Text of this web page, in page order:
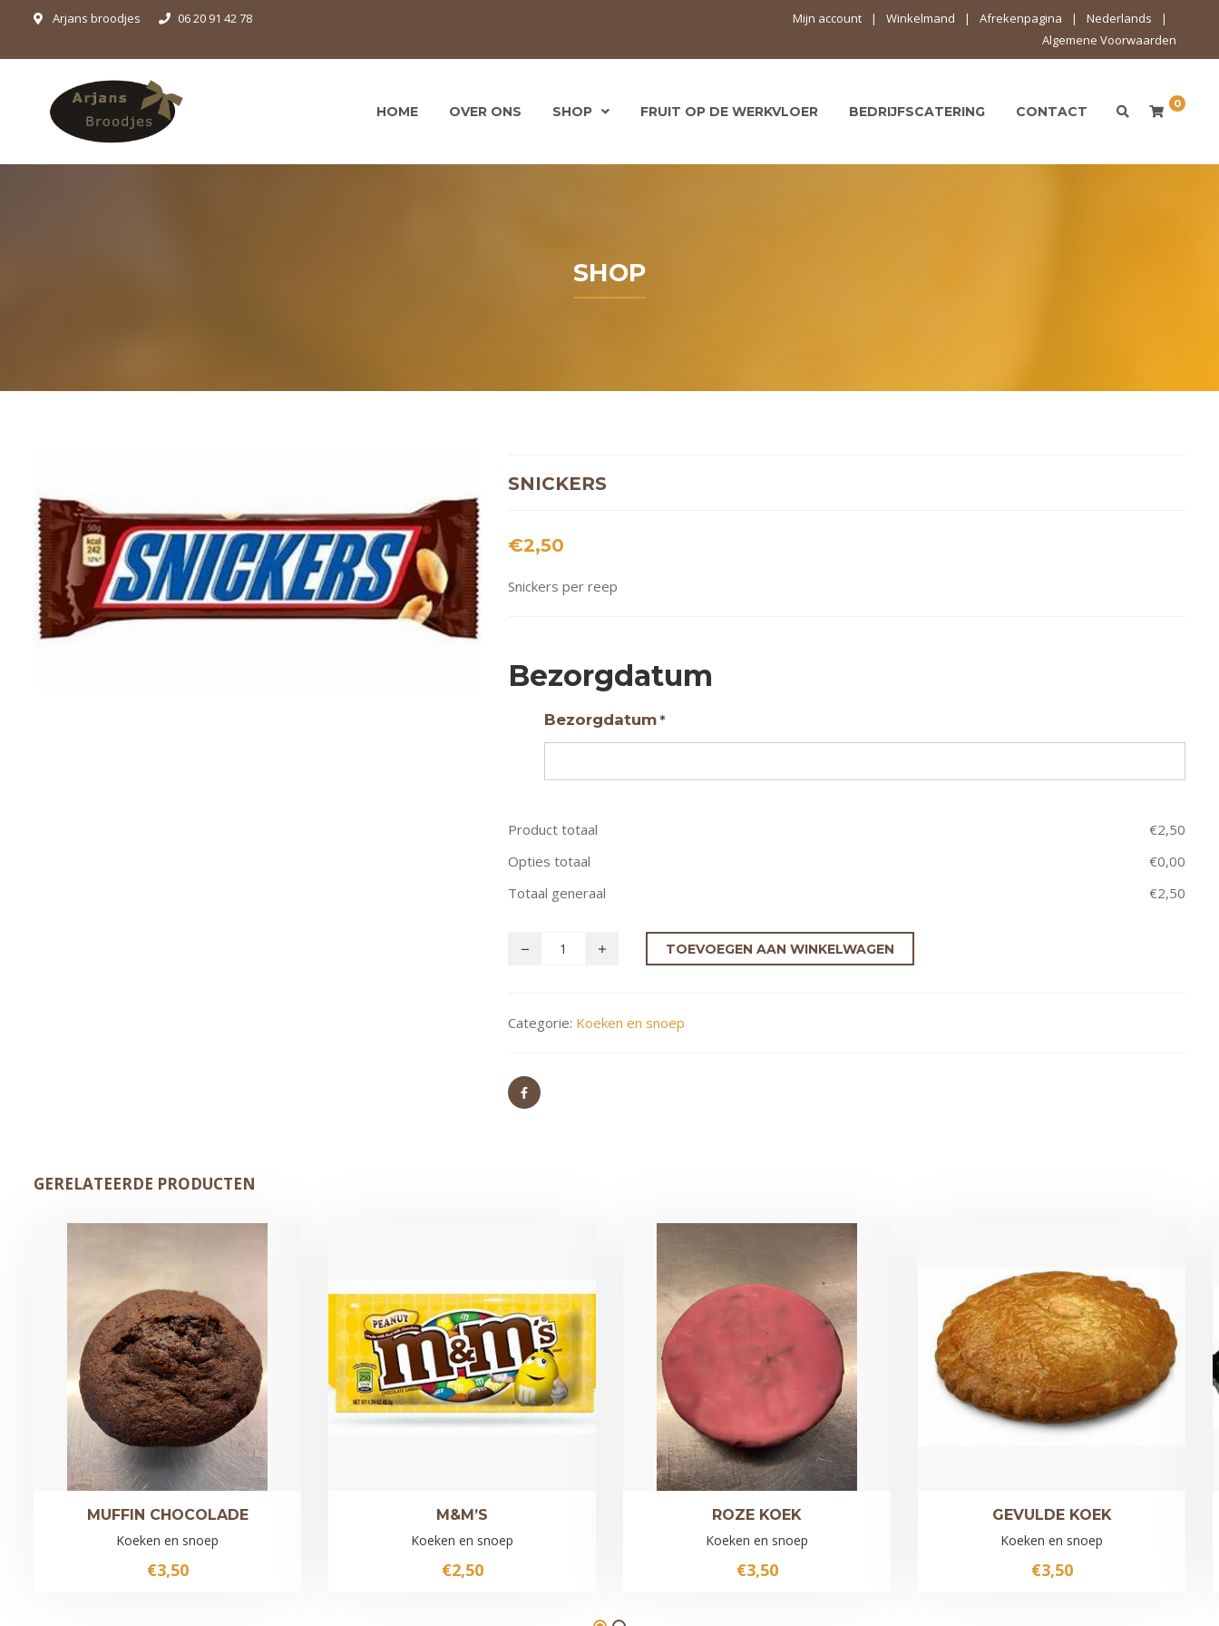
Arjans broodjes 06 20 91 42 78 Mijn account Winkelmand Afrekenpagina
Nederlands
Algemene Voorwaarden
HOME OVER ONS SHOP FRUIT OP DE WERKVLOER BEDRIJFSCATERING CONTACT 0
SHOP
SNICKERS
€2,50
Snickers per reep
Bezorgdatum
Bezorgdatum *
Product totaal €2,50
Opties totaal
€0,00
Totaal generaal
€2,50
TOEVOEGEN AAN WINKELWAGEN
Categorie: Koeken en snoep
MUFFIN CHOCOLADE
Koeken en snoep
€3,50
M&M’S
Koeken en snoep
€2,50
ROZE KOEK
Koeken en snoep
€3,50
GEVULDE KOEK
Koeken en snoep
€3,50